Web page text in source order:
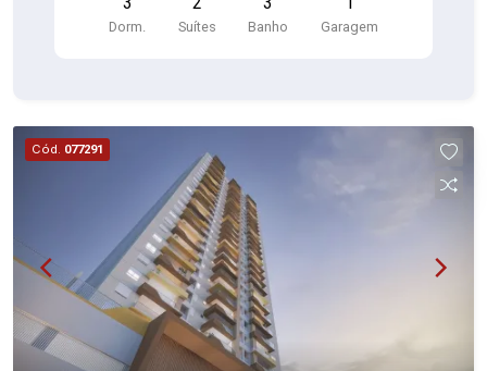
Dorm. Suítes Banho Garagem
Cód. 077291